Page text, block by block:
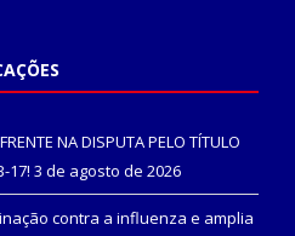
NA DISPUTA PELO TÍTULO
17! 3 de agosto de 2026
contra a influenza e amplia